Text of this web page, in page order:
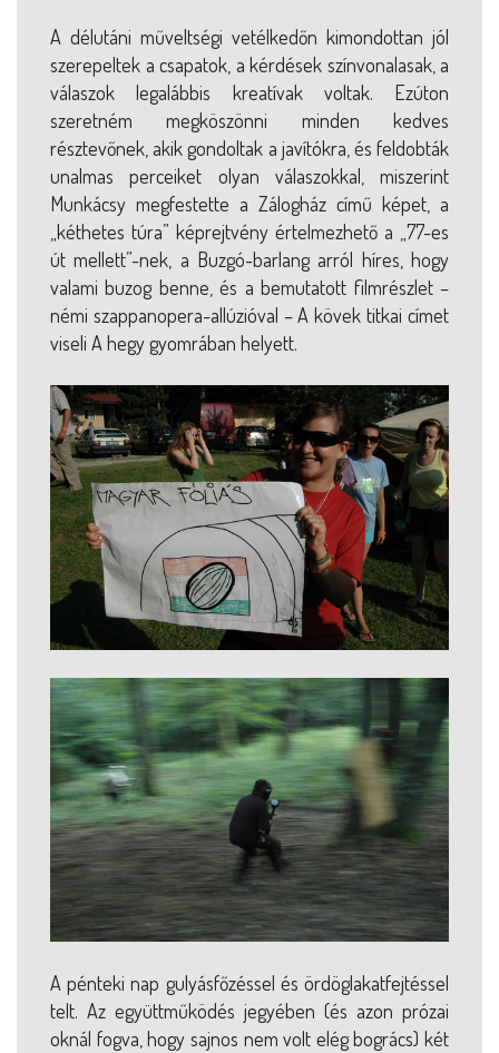
A délutáni műveltségi vetélkedőn kimondottan jól
szerepeltek a csapatok, a kérdések színvonalasak, a
válaszok legalábbis kreatívak voltak. Ezúton
szeretném megköszönni minden kedves
résztevőnek, akik gondoltak a javítókra, és feldobták
unalmas perceiket olyan válaszokkal, miszerint
Munkácsy megfestette a Zálogház című képet, a
„kéthetes túra” képrejtvény értelmezhető a „77-es
út mellett”-nek, a Buzgó-barlang arról híres, hogy
valami buzog benne, és a bemutatott filmrészlet –
némi szappanopera-allúzióval – A kövek titkai címet
viseli A hegy gyomrában helyett.
A pénteki nap gulyásfőzéssel és ördöglakatfejtéssel
telt. Az együttműködés jegyében (és azon prózai
oknál fogva, hogy sajnos nem volt elég bogrács) két